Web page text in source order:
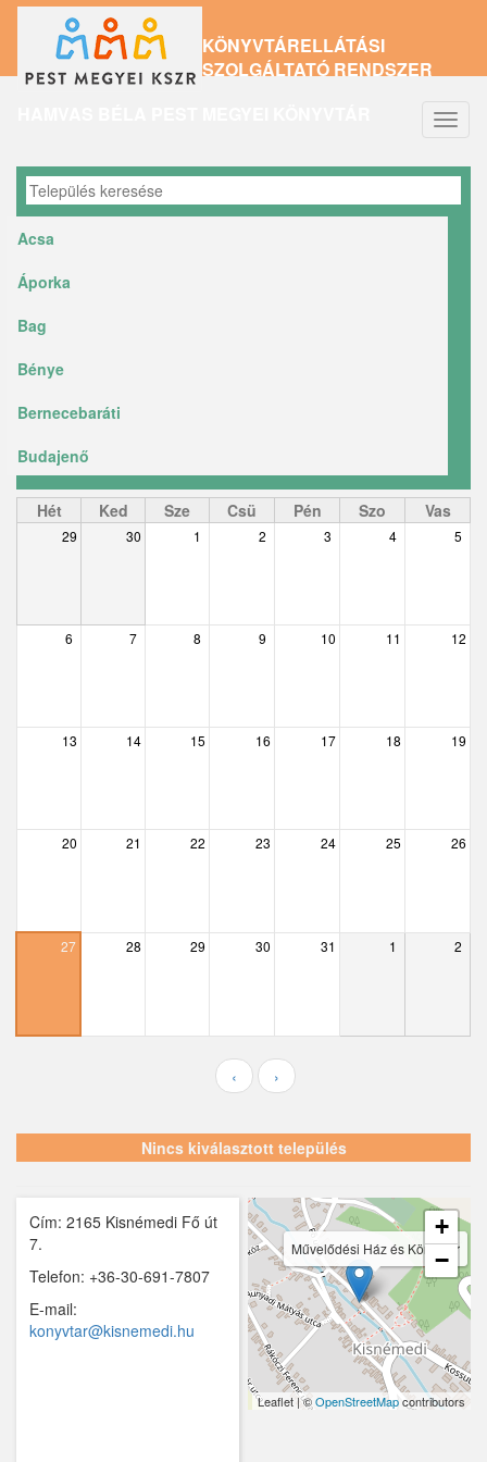
tartalomra
KÖNYVTÁRELLÁTÁSI
SZOLGÁLTATÓ RENDSZER
Acsa
Áporka
Bag
Bénye
Bernecebaráti
Budajenő
Ceglédbercel
Csemő
Csobánka
Délegyháza
Dunabogdány
Galgamácsa
Hernád
Hévízgyörk
Iklad
Hét Ked Sze Csü Pén Szo Vas
29 30 1 2 3 4 5
6 7 8 9 10 11 12
13 14 15 16 17 18 19
20 21 22 23 24 25 26
27 28 29 30 31 1 2
‹ ›
Nincs kiválasztott település
Cím: 2165 Kisnémedi Fő út
7.
Telefon: +36-30-691-7807
E-mail:
konyvtar@kisnemedi.hu
Művelődési Ház és Könyvtár
+
−
Leaflet | ©OpenStreetMapcontributors